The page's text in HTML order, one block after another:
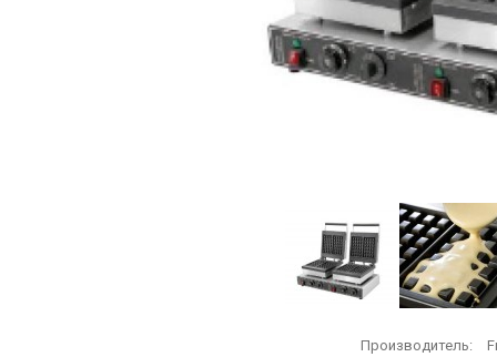
Производитель: